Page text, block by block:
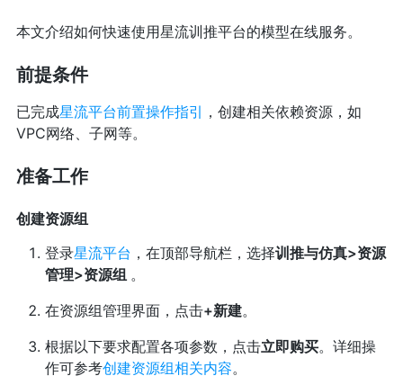
本文介绍如何快速使用星流训推平台的模型在线服务。
前提条件
已完成星流平台前置操作指引 ，创建相关依赖资源，如
VPC网络、子网等。
准备工作
创建资源组
登录星流平台 ，在顶部导航栏，选择训推与仿真>资源
管理>资源组 。
在资源组管理界面，点击+新建。
根据以下要求配置各项参数，点击立即购买。详细操
作可参考创建资源组相关内容。